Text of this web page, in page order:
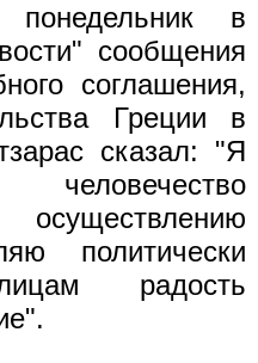
в
сообщения
соглашения,
Греции в
сказал: "Я
политически
радость